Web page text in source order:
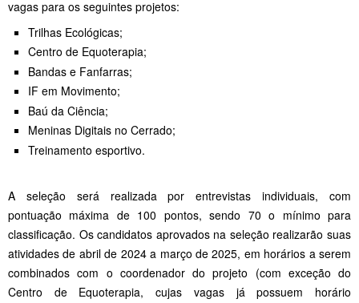
vagas para os seguintes projetos:
Trilhas Ecológicas;
Centro de Equoterapia;
Bandas e Fanfarras;
IF em Movimento;
Baú da Ciência;
Meninas Digitais no Cerrado;
Treinamento esportivo.
A seleção será realizada por entrevistas individuais, com
pontuação máxima de 100 pontos, sendo 70 o mínimo para
classificação. Os candidatos aprovados na seleção realizarão suas
atividades de abril de 2024 a março de 2025, em horários a serem
combinados com o coordenador do projeto (com exceção do
Centro de Equoterapia, cujas vagas já possuem horário